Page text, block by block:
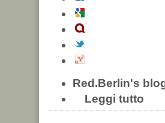
Red.Berlin's
Leggi tutto